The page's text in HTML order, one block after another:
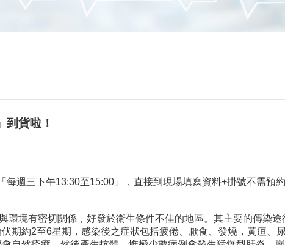
到貨啦！
週三下午13:30至15:00」，直接到現場填寫資料+掛號不需預
環境有密切關係，好發於衛生條件不佳的地區。其主要的傳染
期約2至6星期，感染後之症狀包括疲倦、厭食、發燒，黃疸、